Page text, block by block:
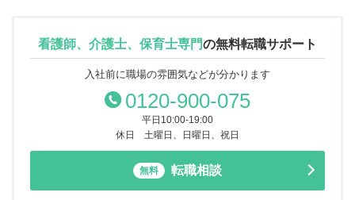
看護師、介護士、保育士専門の無料転職サポート
入社前に職場の雰囲気などが分かります
0120-900-075
平日10:00-19:00
休日 土曜日、日曜日、祝日
無料 転職相談